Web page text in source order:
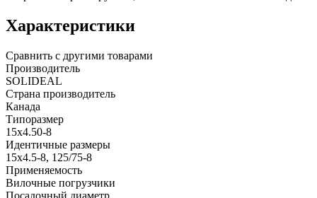
Характеристики
Сравнить с другими товарами
Производитель
SOLIDEAL
Страна производитель
Канада
Типоразмер
15x4.50-8
Идентичные размеры
15x4.5-8, 125/75-8
Применяемость
Вилочные погрузчики
Посадочный диаметр